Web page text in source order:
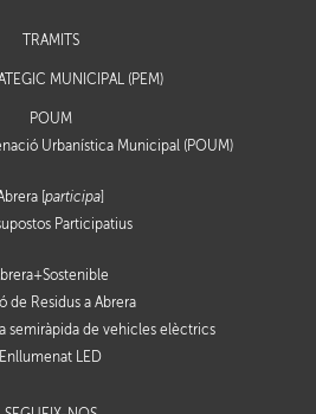
TRÀMITS
MUNICIPAL (PEM)
POUM
Urbanística Municipal (POUM)
[participa
Participatius
de Residus a Abrera
semiràpida de vehicles elèctrics
Enllumenat LED